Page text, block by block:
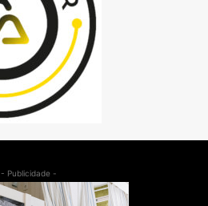
- Publicidade -